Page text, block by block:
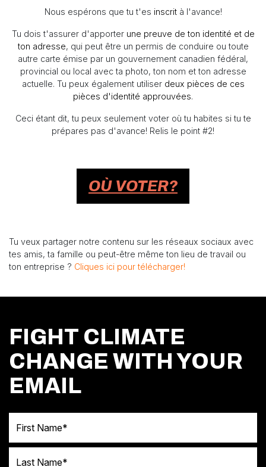
Nous espérons que tu t'es inscrità l'avance!
Tu dois t'assurer d'apporter une preuve de ton identité et de
ton adresse, qui peut être un permis de conduire ou toute
autre carte émise par un gouvernement canadien fédéral,
provincial ou local avec ta photo, ton nom et ton adresse
actuelle. Tu peux également utiliser deux pièces de ces
pièces d'identité approuvées.
Ceci étant dit, tu peux seulement voter où tu habites si tu te
prépares pas d'avance! Relis le point #2!
OÙ VOTER?
Tu veux partager notre contenu sur les réseaux sociaux avec
tes amis, ta famille ou peut-être même ton lieu de travail ou
ton entreprise ? Cliques ici pour télécharger!
FIGHT CLIMATE
CHANGE WITH YOUR
EMAIL